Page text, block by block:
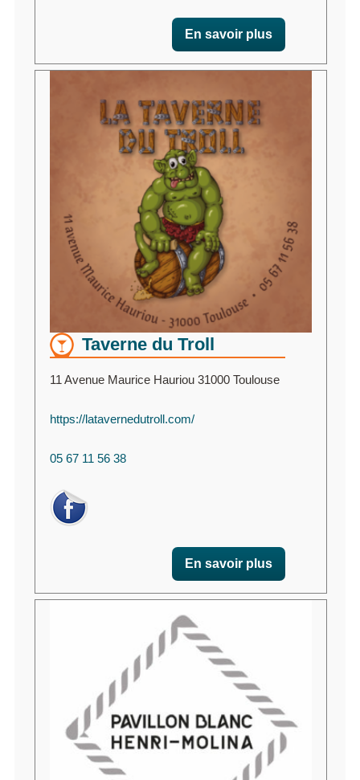
En savoir plus
Taverne du Troll
11 Avenue Maurice Hauriou 31000 Toulouse
https://latavernedutroll.com/
05 67 11 56 38
En savoir plus